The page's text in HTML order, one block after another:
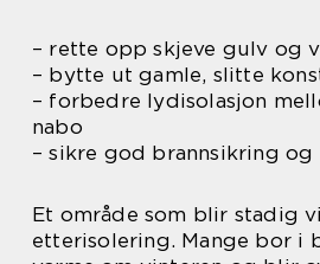
– rette opp skjeve gulv og
– bytte ut gamle, slitte
– forbedre lydisolasjon
nabo
– sikre god brannsikring og
Et område som blir stadig
etterisolering. Mange bor i